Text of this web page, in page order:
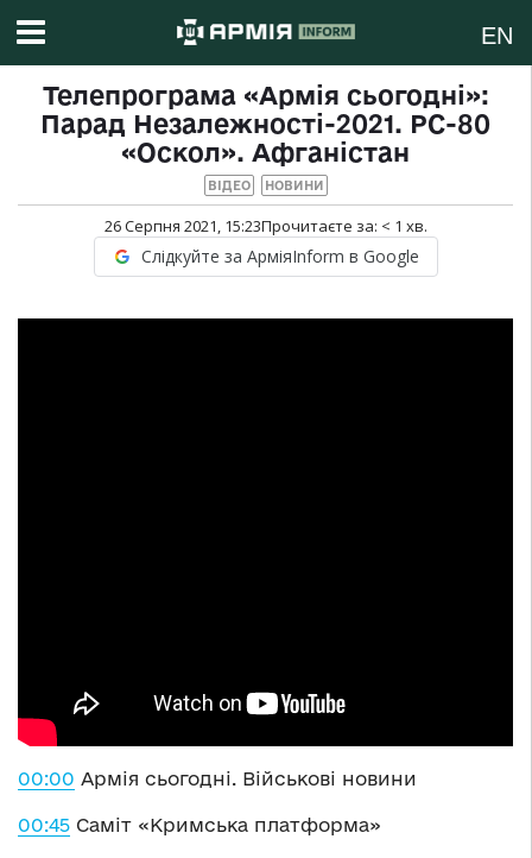
EN
Телепрограма «Армія сьогодні»:
Парад Незалежності-2021. РС-80
«Оскол». Афганістан
ВІДЕО НОВИНИ
26 Серпня 2021, 15:23Прочитаєте за: < 1 хв.
Слідкуйте за АрміяInform в Google
00:00 Армія сьогодні. Військові новини
00:45 Саміт «Кримська платформа»